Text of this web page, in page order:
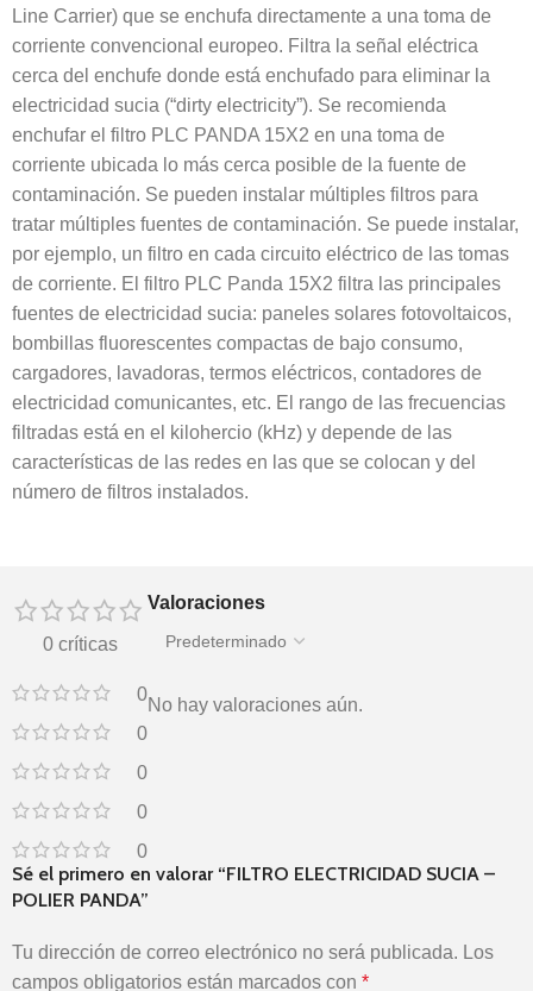
Line Carrier) que se enchufa directamente a una toma de
corriente convencional europeo. Filtra la señal eléctrica
cerca del enchufe donde está enchufado para eliminar la
electricidad sucia (“dirty electricity”). Se recomienda
enchufar el filtro PLC PANDA 15X2 en una toma de
corriente ubicada lo más cerca posible de la fuente de
contaminación. Se pueden instalar múltiples filtros para
tratar múltiples fuentes de contaminación. Se puede instalar,
por ejemplo, un filtro en cada circuito eléctrico de las tomas
de corriente. El filtro PLC Panda 15X2 filtra las principales
fuentes de electricidad sucia: paneles solares fotovoltaicos,
bombillas fluorescentes compactas de bajo consumo,
cargadores, lavadoras, termos eléctricos, contadores de
electricidad comunicantes, etc. El rango de las frecuencias
filtradas está en el kilohercio (kHz) y depende de las
características de las redes en las que se colocan y del
número de filtros instalados.
0 críticas
0
0
0
0
0
Valoraciones
No hay valoraciones aún.
Sé el primero en valorar “FILTRO ELECTRICIDAD SUCIA –
POLIER PANDA”
Tu dirección de correo electrónico no será publicada. Los
campos obligatorios están marcados con *